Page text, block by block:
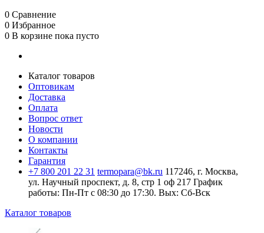
0 Сравнение
0 Избранное
0 В корзине пока пусто
Каталог товаров
Оптовикам
Доставка
Оплата
Вопрос ответ
Новости
О компании
Контакты
Гарантия
+7 800 201 22 31 termopara@bk.ru 117246, г. Москва,
ул. Научный проспект, д. 8, стр 1 оф 217 График
работы: Пн‑Пт с 08:30 до 17:30. Вых: Сб‑Вск
Каталог товаров